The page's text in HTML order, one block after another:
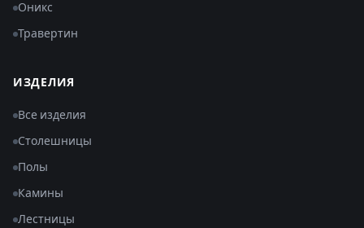
Оникс
Травертин
ИЗДЕЛИЯ
Все изделия
Столешницы
Полы
Камины
Лестницы